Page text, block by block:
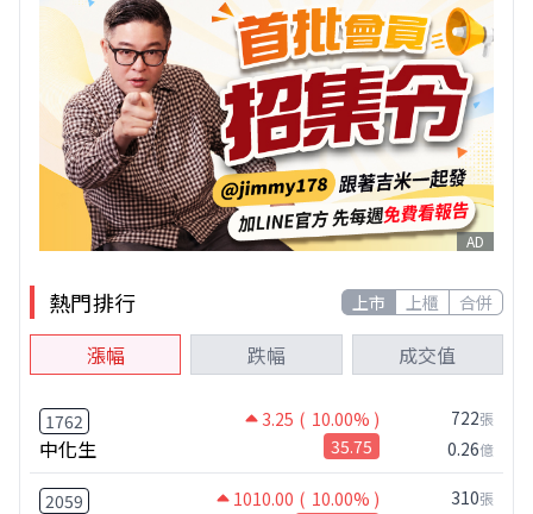
AD
熱門排行 上市 上櫃 合併
漲幅 跌幅 成交值
1762 3.25 ( 10.00% )
中化生 35.75
722張
0.26億
2059 1010.00 ( 10.00% ) 310張